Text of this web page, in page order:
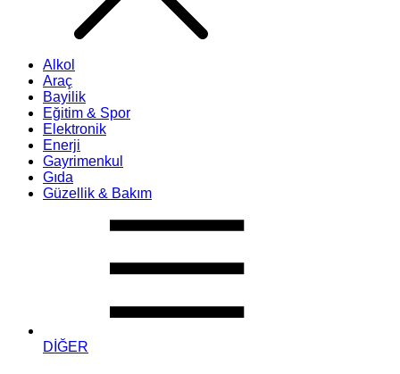
Alkol
Araç
Bayilik
Eğitim & Spor
Elektronik
Enerji
Gayrimenkul
Gıda
Güzellik & Bakım
DİĞER